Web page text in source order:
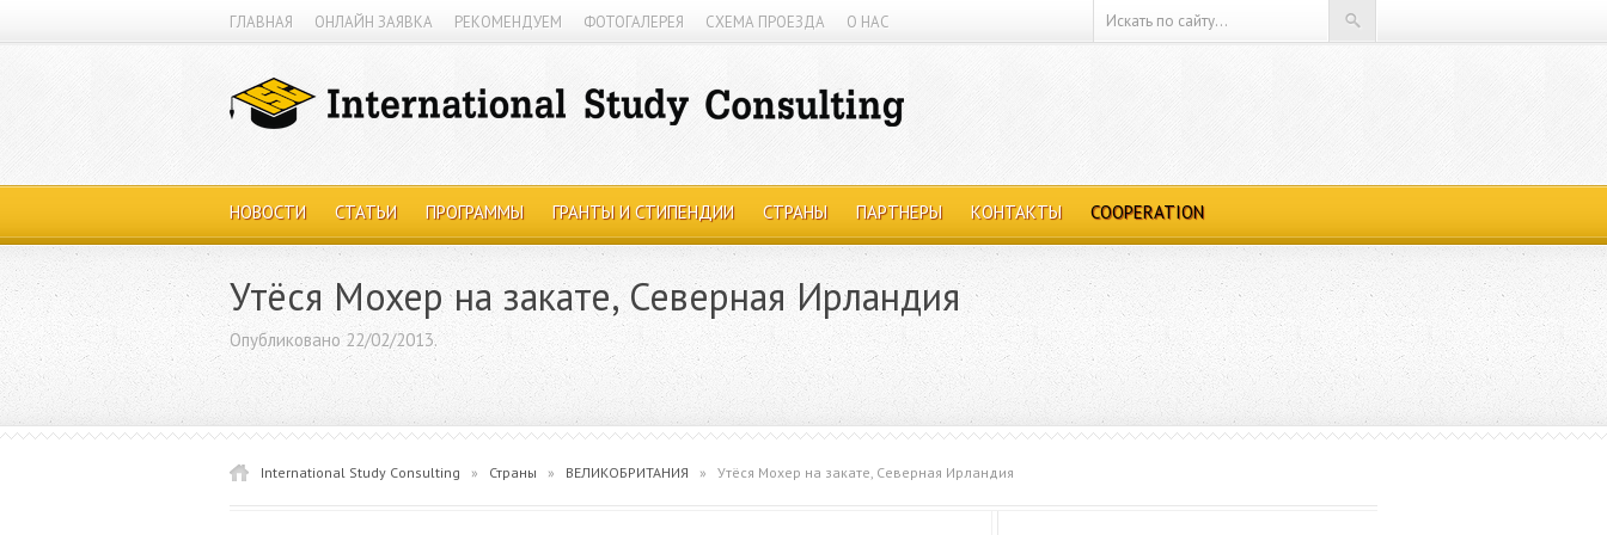
ГЛАВНАЯ ОНЛАЙН ЗАЯВКА РЕКОМЕНДУЕМ ФОТОГАЛЕРЕЯ СХЕМА ПРОЕЗДА О НАС
НОВОСТИ СТАТЬИ ПРОГРАММЫ ГРАНТЫ И СТИПЕНДИИ СТРАНЫ ПАРТНЕРЫ КОНТАКТЫ COOPERATION
Утёся Мохер на закате, Северная Ирландия
Опубликовано 22/02/2013.
International Study Consulting » Страны » ВЕЛИКОБРИТАНИЯ » Утёся Мохер на закате, Северная Ирландия